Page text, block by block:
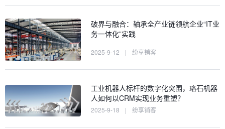
破界与融合：轴承全产业链领航企业“IT业
务一体化”实践
2025-9-12 | 纷享销客
工业机器人标杆的数字化突围，珞石机器
人如何以CRM实现业务重塑？
2025-9-18 | 纷享销客